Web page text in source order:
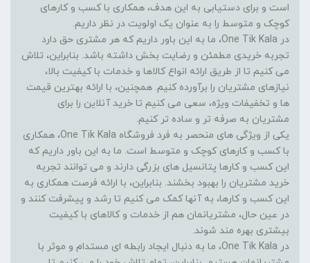
است و برای دستیابی به این هدف، همکاری با کسب و کارهای
کوچک و متوسط را به عنوان یک اولویت در نظر داریم.
در One Tik Kala، ما به این باور داریم که هر مشتری حق دارد
تجربه خریدی مطمئن و رضایت بخش داشته باشد. بنابراین، تلاش
می کنیم تا از طریق ارائه انواع کالاها و خدمات با کیفیت بالا،
نیازهای مشتریان را برآورده کنیم. همچنین، با ارائه بهترین قیمت
ها و تخفیفات ویژه، سعی می کنیم تا خرید آنلاین را برای
مشتریان به صرفه تر و ساده تر کنیم.
یکی از ویژگی های منحصر به فرد فروشگاه One Tik Kala، همکاری
با کسب و کارهای کوچک و متوسط است. ما به این باور داریم که
این کسب و کارها پتانسیل های بزرگی دارند و می توانند تجربه
خرید مشتریان را بهبود بخشند. بنابراین، با ارائه فرصت همکاری به
این کسب و کارها، به آنها کمک می کنیم تا رشد و پیشرفت کنند و
در عین حال، مشتریانمان هم از خدمات و کالاهای با کیفیت
بیشتری بهره مند شوند.
در One Tik Kala، ما به دنبال ایجاد رابطه ای مستدام و موثر با